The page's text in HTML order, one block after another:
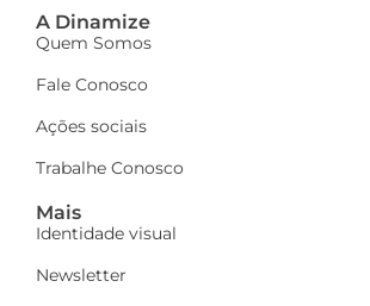
A Dinamize
Quem Somos
Fale Conosco
Ações sociais
Trabalhe Conosco
Mais
Identidade visual
Newsletter